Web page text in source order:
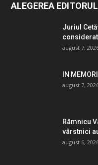
ALEGEREA
Juriul
considerat
august 7,
IN
august 7,
Râmnicu
vârstnici
august 6,